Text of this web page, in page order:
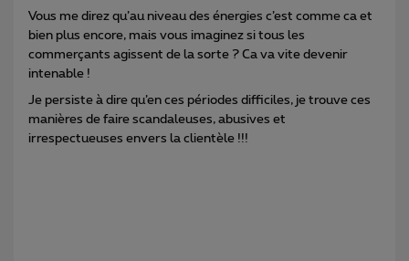
Vous me direz qu’au niveau des énergies c’est comme ca et
bien plus encore, mais vous imaginez si tous les
commerçants agissent de la sorte ? Ca va vite devenir
intenable !
Je persiste à dire qu’en ces périodes difficiles, je trouve ces
manières de faire scandaleuses, abusives et
irrespectueuses envers la clientèle !!!